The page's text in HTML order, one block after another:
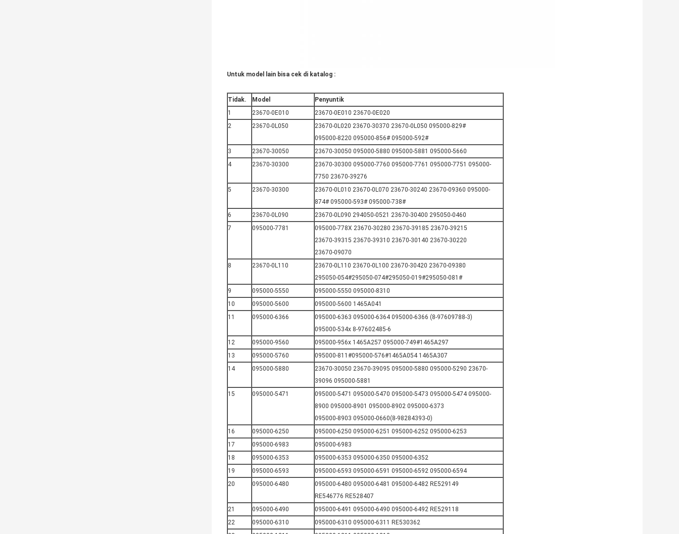
Untuk model lain bisa cek di katalog :
Tidak. Model
Penyuntik
1
23670-0E010
23670-0E010 23670-0E020
2
23670-0L050
23670-0L020 23670-30370 23670-0L050 095000-829#
095000-8220 095000-856# 095000-592#
3
23670-30050
23670-30050 095000-5880 095000-5881 095000-5660
4
23670-30300
23670-30300 095000-7760 095000-7761 095000-7751 095000-
7750 23670-39276
5
23670-30300
23670-0L010 23670-0L070 23670-30240 23670-09360 095000-
874# 095000-593# 095000-738#
6
23670-0L090
23670-0L090 294050-0521 23670-30400 295050-0460
7
095000-7781
095000-778X 23670-30280 23670-39185 23670-39215
23670-39315 23670-39310 23670-30140 23670-30220
23670-09070
8
23670-0L110
23670-0L110 23670-0L100 23670-30420 23670-09380
295050-054#295050-074#295050-019#295050-081#
9
095000-5550
095000-5550 095000-8310
10
095000-5600
095000-5600 1465A041
11
095000-6366
095000-6363 095000-6364 095000-6366 (8-97609788-3)
095000-534x 8-97602485-6
12
095000-9560
095000-956x 1465A257 095000-749#1465A297
13
095000-5760
095000-811#095000-576#1465A054 1465A307
14
095000-5880
23670-30050 23670-39095 095000-5880 095000-5290 23670-
39096 095000-5881
15
095000-5471
095000-5471 095000-5470 095000-5473 095000-5474 095000-
8900 095000-8901 095000-8902 095000-6373
095000-8903 095000-0660(8-98284393-0)
16
095000-6250
095000-6250 095000-6251 095000-6252 095000-6253
17
095000-6983
095000-6983
18
095000-6353
095000-6353 095000-6350 095000-6352
19
095000-6593
095000-6593 095000-6591 095000-6592 095000-6594
20
095000-6480
095000-6480 095000-6481 095000-6482 RE529149
RE546776 RE528407
21
095000-6490
095000-6491 095000-6490 095000-6492 RE529118
22
095000-6310
095000-6310 095000-6311 RE530362